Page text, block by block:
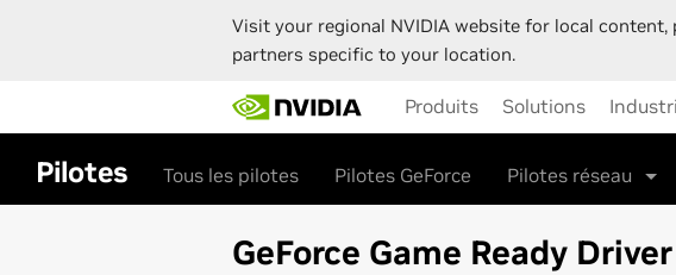
Visit your regional NVIDIA website for local
partners specific to your location.
main
content
Produits Solutions
Pilotes Tous les pilotes Pilotes GeForce Pilotes réseau
GeForce Game Ready